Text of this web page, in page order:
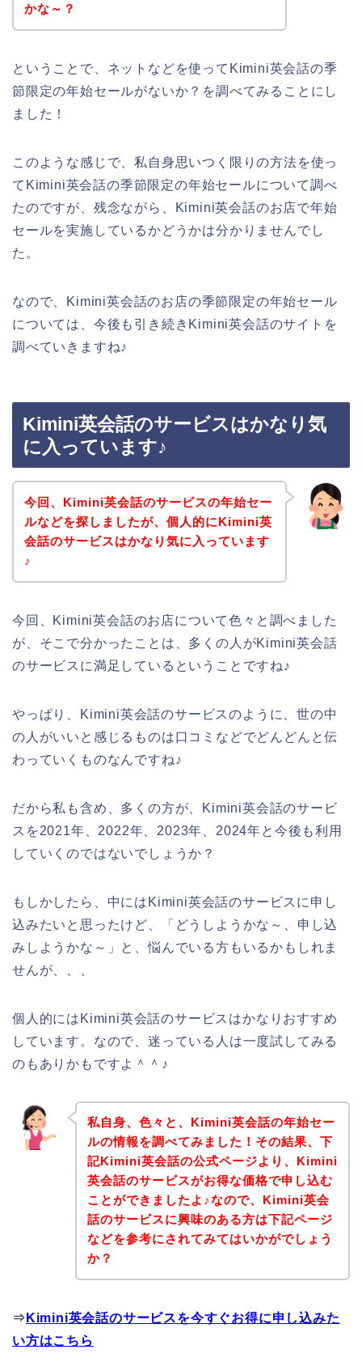
かな～？
ということで、ネットなどを使ってKimini英会話の季
節限定の年始セールがないか？を調べてみることにし
ました！
このような感じで、私自身思いつく限りの方法を使っ
てKimini英会話の季節限定の年始セールについて調べ
たのですが、残念ながら、Kimini英会話のお店で年始
セールを実施しているかどうかは分かりませんでし
た。
なので、Kimini英会話のお店の季節限定の年始セール
については、今後も引き続きKimini英会話のサイトを
調べていきますね♪
Kimini英会話のサービスはかなり気
に入っています♪
今回、Kimini英会話のサービスの年始セー
ルなどを探しましたが、個人的にKimini英
会話のサービスはかなり気に入っています
♪
今回、Kimini英会話のお店について色々と調べました
が、そこで分かったことは、多くの人がKimini英会話
のサービスに満足しているということですね♪
やっぱり、Kimini英会話のサービスのように、世の中
の人がいいと感じるものは口コミなどでどんどんと伝
わっていくものなんですね♪
だから私も含め、多くの方が、Kimini英会話のサービ
スを2021年、2022年、2023年、2024年と今後も利用
していくのではないでしょうか？
もしかしたら、中にはKimini英会話のサービスに申し
込みたいと思ったけど、「どうしようかな～、申し込
みしようかな～」と、悩んでいる方もいるかもしれま
せんが、、、
個人的にはKimini英会話のサービスはかなりおすすめ
しています。なので、迷っている人は一度試してみる
のもありかもですよ＾＾♪
私自身、色々と、Kimini英会話の年始セー
ルの情報を調べてみました！その結果、下
記Kimini英会話の公式ページより、Kimini
英会話のサービスがお得な価格で申し込む
ことができましたよ♪なので、Kimini英会
話のサービスに興味のある方は下記ページ
などを参考にされてみてはいかがでしょう
か？
⇒ Kimini英会話のサービスを今すぐお得に申し込みた
い方はこちら